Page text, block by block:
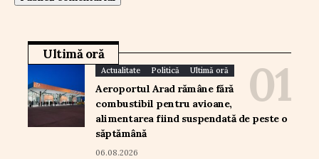
Ultimă oră
Actualitate Politică Ultimă oră
Aeroportul Arad rămâne fără
combustibil pentru avioane,
alimentarea fiind suspendată de peste o
săptămână
06.08.2026